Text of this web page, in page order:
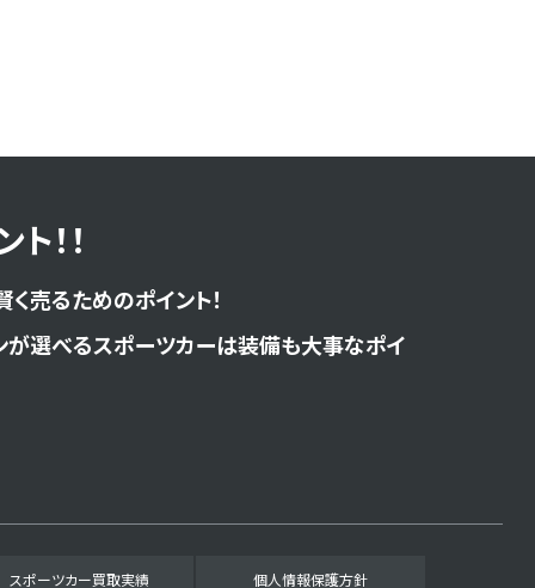
！！
売るためのポイント！
が選べるスポーツカーは装備も大事なポイ
スポーツカー買取実績 個人情報保護方針